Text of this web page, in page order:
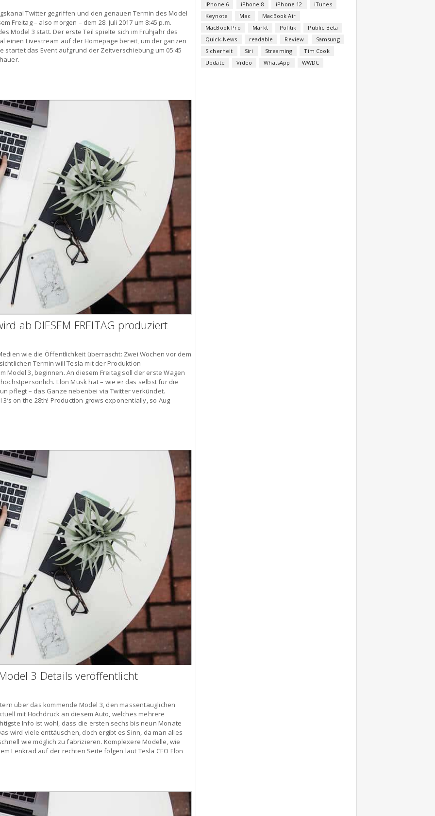
Twitter gegriffen und den genauen Termin des Model
Freitag – also morgen – dem 28. Juli 2017 um 8:45 p.m.
Model 3 statt. Der erste Teil spielte sich im Frühjahr des
einen Livestream auf der Homepage bereit, um der ganzen
startet das Event aufgrund der Zeitverschiebung um 05:45
ab DIESEM FREITAG produziert
wie die Öffentlichkeit überrascht: Zwei Wochen vor dem
Termin will Tesla mit der Produktion
Model 3, beginnen. An diesem Freitag soll der erste Wagen
Elon Musk hat – wie er das selbst für die
pflegt – das Ganze nebenbei via Twitter verkündet.
on the 28th! Production grows exponentially, so Aug
3 Details veröffentlicht
über das kommende Model 3, den massentauglichen
mit Hochdruck an diesem Auto, welches mehrere
Info ist wohl, dass die ersten sechs bis neun Monate
wird viele enttäuschen, doch ergibt es Sinn, da man alles
wie möglich zu fabrizieren. Komplexere Modelle, wie
Lenkrad auf der rechten Seite folgen laut Tesla CEO Elon
iPhone 6
iPhone 8 iPhone 12
iTunes
Keynote
Mac
MacBook Air
MacBook Pro
Markt Politik
Public Beta
Quick-News
readable Review
Samsung
Sicherheit
Siri Streaming
Tim Cook
Update
Video WhatsApp WWDC